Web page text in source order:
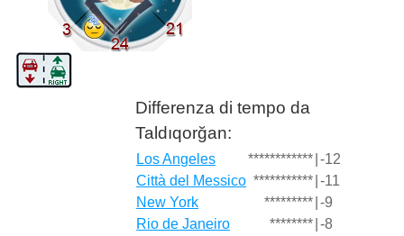
Differenza di tempo da
Taldıqorğan:
Los Angeles ************ -12
Città del Messico *********** -11
New York
********* -9
Rio de Janeiro
******** -8